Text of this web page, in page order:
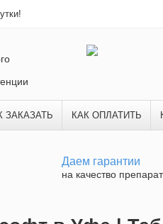
ЗАКАЗАТЬ КАК ОПЛАТИТЬ
Даем гарантии
на качество